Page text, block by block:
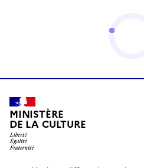
MINISTÈRE
DE LA CULTURE